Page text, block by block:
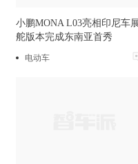
小鹏MONA L03亮相印尼车
舵版本完成东南亚首秀
电动车